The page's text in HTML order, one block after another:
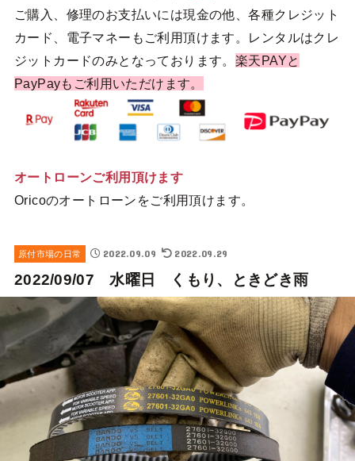
ご購入、修理のお支払いには現金の他、各種クレジット
カード、電子マネーもご利用頂けます。レンタルはクレ
ジットカードのみとなっております。 楽天PAYと
PayPayもご利用いただけます。
オートローンご利用頂けます
Oricoのオートローンをご利用頂けます。
原付市場の日常 2022.09.09 2022.09.29
2022/09/07 水曜日 くもり、ときどき雨